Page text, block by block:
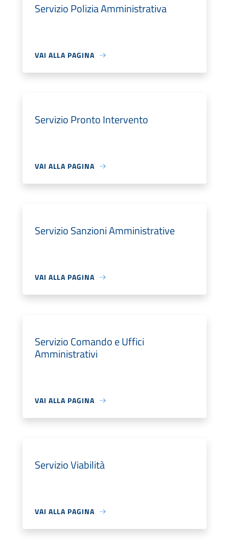
Servizio Polizia Amministrativa
VAI ALLA PAGINA
Servizio Pronto Intervento
VAI ALLA PAGINA
Servizio Sanzioni Amministrative
VAI ALLA PAGINA
Servizio Comando e Uffici
Amministrativi
VAI ALLA PAGINA
Servizio Viabilità
VAI ALLA PAGINA